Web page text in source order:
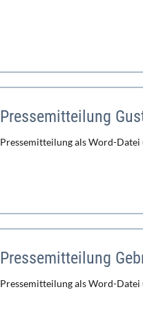
Pressemitteilung
Pressemitteilung als Word-
Pressemitteilung
Pressemitteilung als Word-